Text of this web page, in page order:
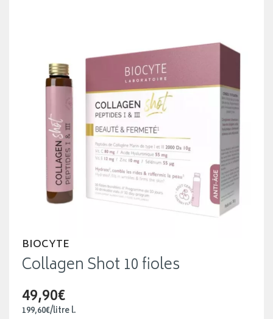
BIOCYTE
Collagen Shot 10 fioles
49,90€
199,60€/litrel.